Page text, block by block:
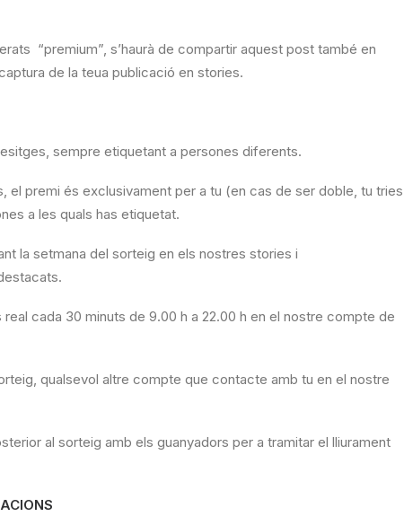
“premium”, s’haurà de compartir aquest post també en
de la teua publicació en stories.
sempre etiquetant a persones diferents.
el premi és exclusivament per a tu (en cas de ser doble, tu tries
a les quals has etiquetat.
la setmana del sorteig en els nostres stories i
real cada 30 minuts de 9.00 h a 22.00 h en el nostre compte de
qualsevol altre compte que contacte amb tu en el nostre
al sorteig amb els guanyadors per a tramitar el lliurament